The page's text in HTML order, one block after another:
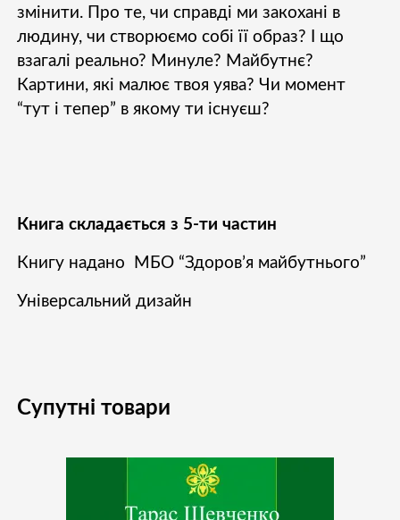
змінити. Про те, чи справді ми закохані в
людину, чи створюємо собі її образ? І що
взагалі реально? Минуле? Майбутнє?
Картини, які малює твоя уява? Чи момент
“тут і тепер” в якому ти існуєш?
Книга складається з 5-ти частин
Книгу надано МБО “Здоров’я майбутнього”
Універсальний дизайн
Супутні товари